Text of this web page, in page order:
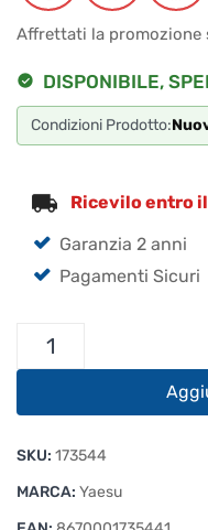
Affrettati la promozione
DISPONIBILE,
Condizioni Prodotto:
Ricevilo entro
Garanzia 2 anni
Pagamenti Sicuri
Cuscinetto
680U
SKU: 173544
MARCA: Yaesu